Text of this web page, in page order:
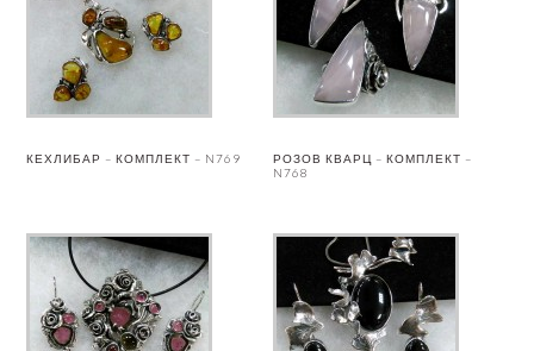
КЕХЛИБАР – КОМПЛЕКТ – N769
РОЗОВ КВАРЦ – КОМПЛЕКТ –
N768